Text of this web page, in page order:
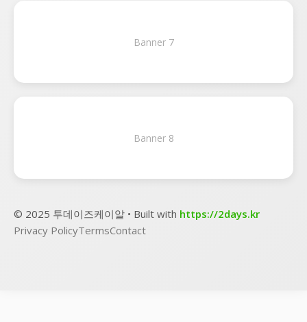
Banner 7
Banner 8
© 2025 투데이즈케이알 • Built with https://2days.kr
Privacy PolicyTermsContact